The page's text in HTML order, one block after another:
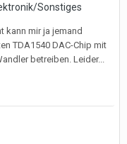
Sonstiges
kann mir ja jemand
TDA1540 DAC-Chip mit
betreiben. Leider...